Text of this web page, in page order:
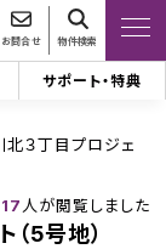
お問合せ 物件検索
サポート・特典
３丁目プロジェ
人が閲覧しました
5号地）